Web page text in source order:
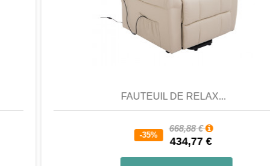
FAUTEUIL DE RELAX...
668,88 €
434,77 €